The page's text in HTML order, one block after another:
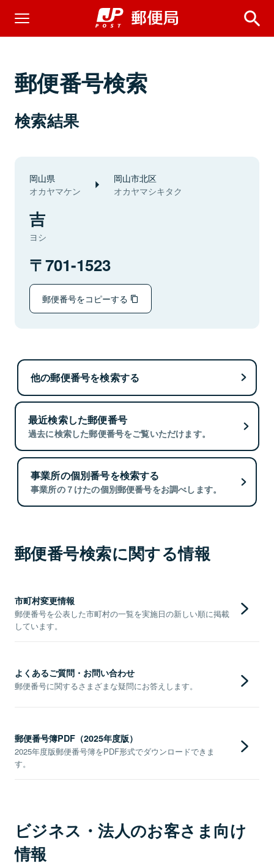
郵便番号検索
検索結果
岡山県
オカヤマケン
岡山市北区
オカヤマシキタク
吉
ヨシ
701-1523
郵便番号をコピーする
他の郵便番号を検索する
最近検索した郵便番号
過去に検索した郵便番号をご覧いただけます。
事業所の個別番号を検索する
事業所の７けたの個別郵便番号をお調べします。
郵便番号検索に関する情報
市町村変更情報
郵便番号を公表した市町村の一覧を実施日の新しい順に掲載
しています。
よくあるご質問・お問い合わせ
郵便番号に関するさまざまな疑問にお答えします。
郵便番号簿PDF（2025年度版）
2025年度版郵便番号簿をPDF形式でダウンロードできま
す。
ビジネス・法人のお客さま向け
情報